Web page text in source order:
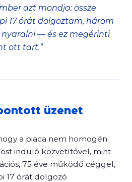
azt mondja: össze
17 órát dolgoztam, három
— és ez megérinti
ott tart.”
üzenet
a piaca nem homogén.
induló közvetítővel, mint
75 éve működő céggel,
17 órát dolgozó